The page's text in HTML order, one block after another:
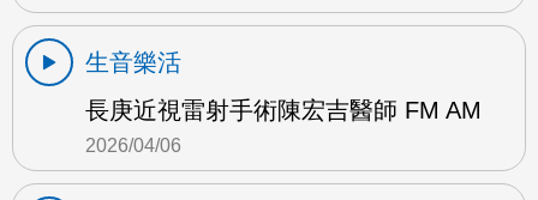
生音樂活
長庚近視雷射手術陳宏吉醫師 FM AM
2026/04/06